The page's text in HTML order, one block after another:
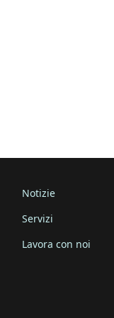
Notizie
Servizi
Lavora con noi